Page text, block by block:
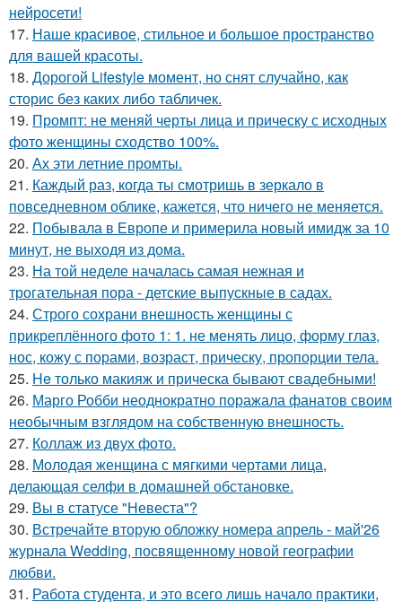
нейросети!
17. Наше красивое, стильное и большое пространство
для вашей красоты.
18. Дорогой Lifestyle момент, но снят случайно, как
сторис без каких либо табличек.
19. Промпт: не меняй черты лица и прическу с исходных
фото женщины сходство 100%.
20. Ах эти летние промты.
21. Каждый раз, когда ты смотришь в зеркало в
повседневном облике, кажется, что ничего не меняется.
22. Побывала в Европе и примерила новый имидж за 10
минут, не выходя из дома.
23. На той неделе началась самая нежная и
трогательная пора - детские выпускные в садах.
24. Строго сохрани внешность женщины с
прикреплённого фото 1: 1. не менять лицо, форму глаз,
нос, кожу с порами, возраст, прическу, пропорции тела.
25. He только макияж и прическа бывают свадебными!
26. Марго Робби неоднократно поражала фанатов своим
необычным взглядом на собственную внешность.
27. Коллаж из двух фото.
28. Молодая женщина с мягкими чертами лица,
делающая селфи в домашней обстановке.
29. Вы в статусе "Невеста"?
30. Встречайте вторую обложку номера апрель - май'26
журнала Wedding, посвященному новой географии
любви.
31. Работа студента, и это всего лишь начало практики,